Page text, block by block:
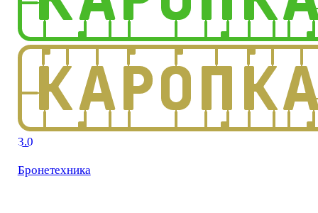
3.0
Бронетехника